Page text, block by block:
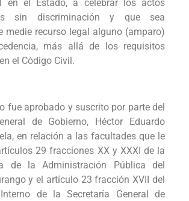
en el Estado, a celebrar los actos
sin discriminación y que sea
medie recurso legal alguno (amparo)
más allá de los requisitos
el Código Civil.
fue aprobado y suscrito por parte del
de Gobierno, Héctor Eduardo
en relación a las facultades que le
29 fracciones XX y XXXI de la
de la Administración Pública del
y el artículo 23 fracción XVII del
de la Secretaría General de